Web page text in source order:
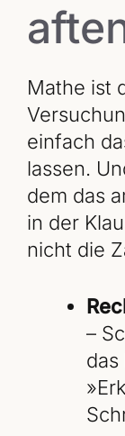
Mathe ist
einfach
lassen.
dem das
in der
nicht die
–
das